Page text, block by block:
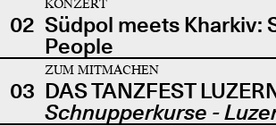
02
KONZERT
Südpol meets Kharkiv:
People
03
ZUM MITMACHEN
DAS TANZFEST
Schnupperkurse -